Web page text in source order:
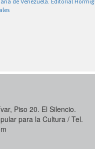
de Venezuela. Editorial
Piso 20. El Silencio.
para la Cultura / Tel.